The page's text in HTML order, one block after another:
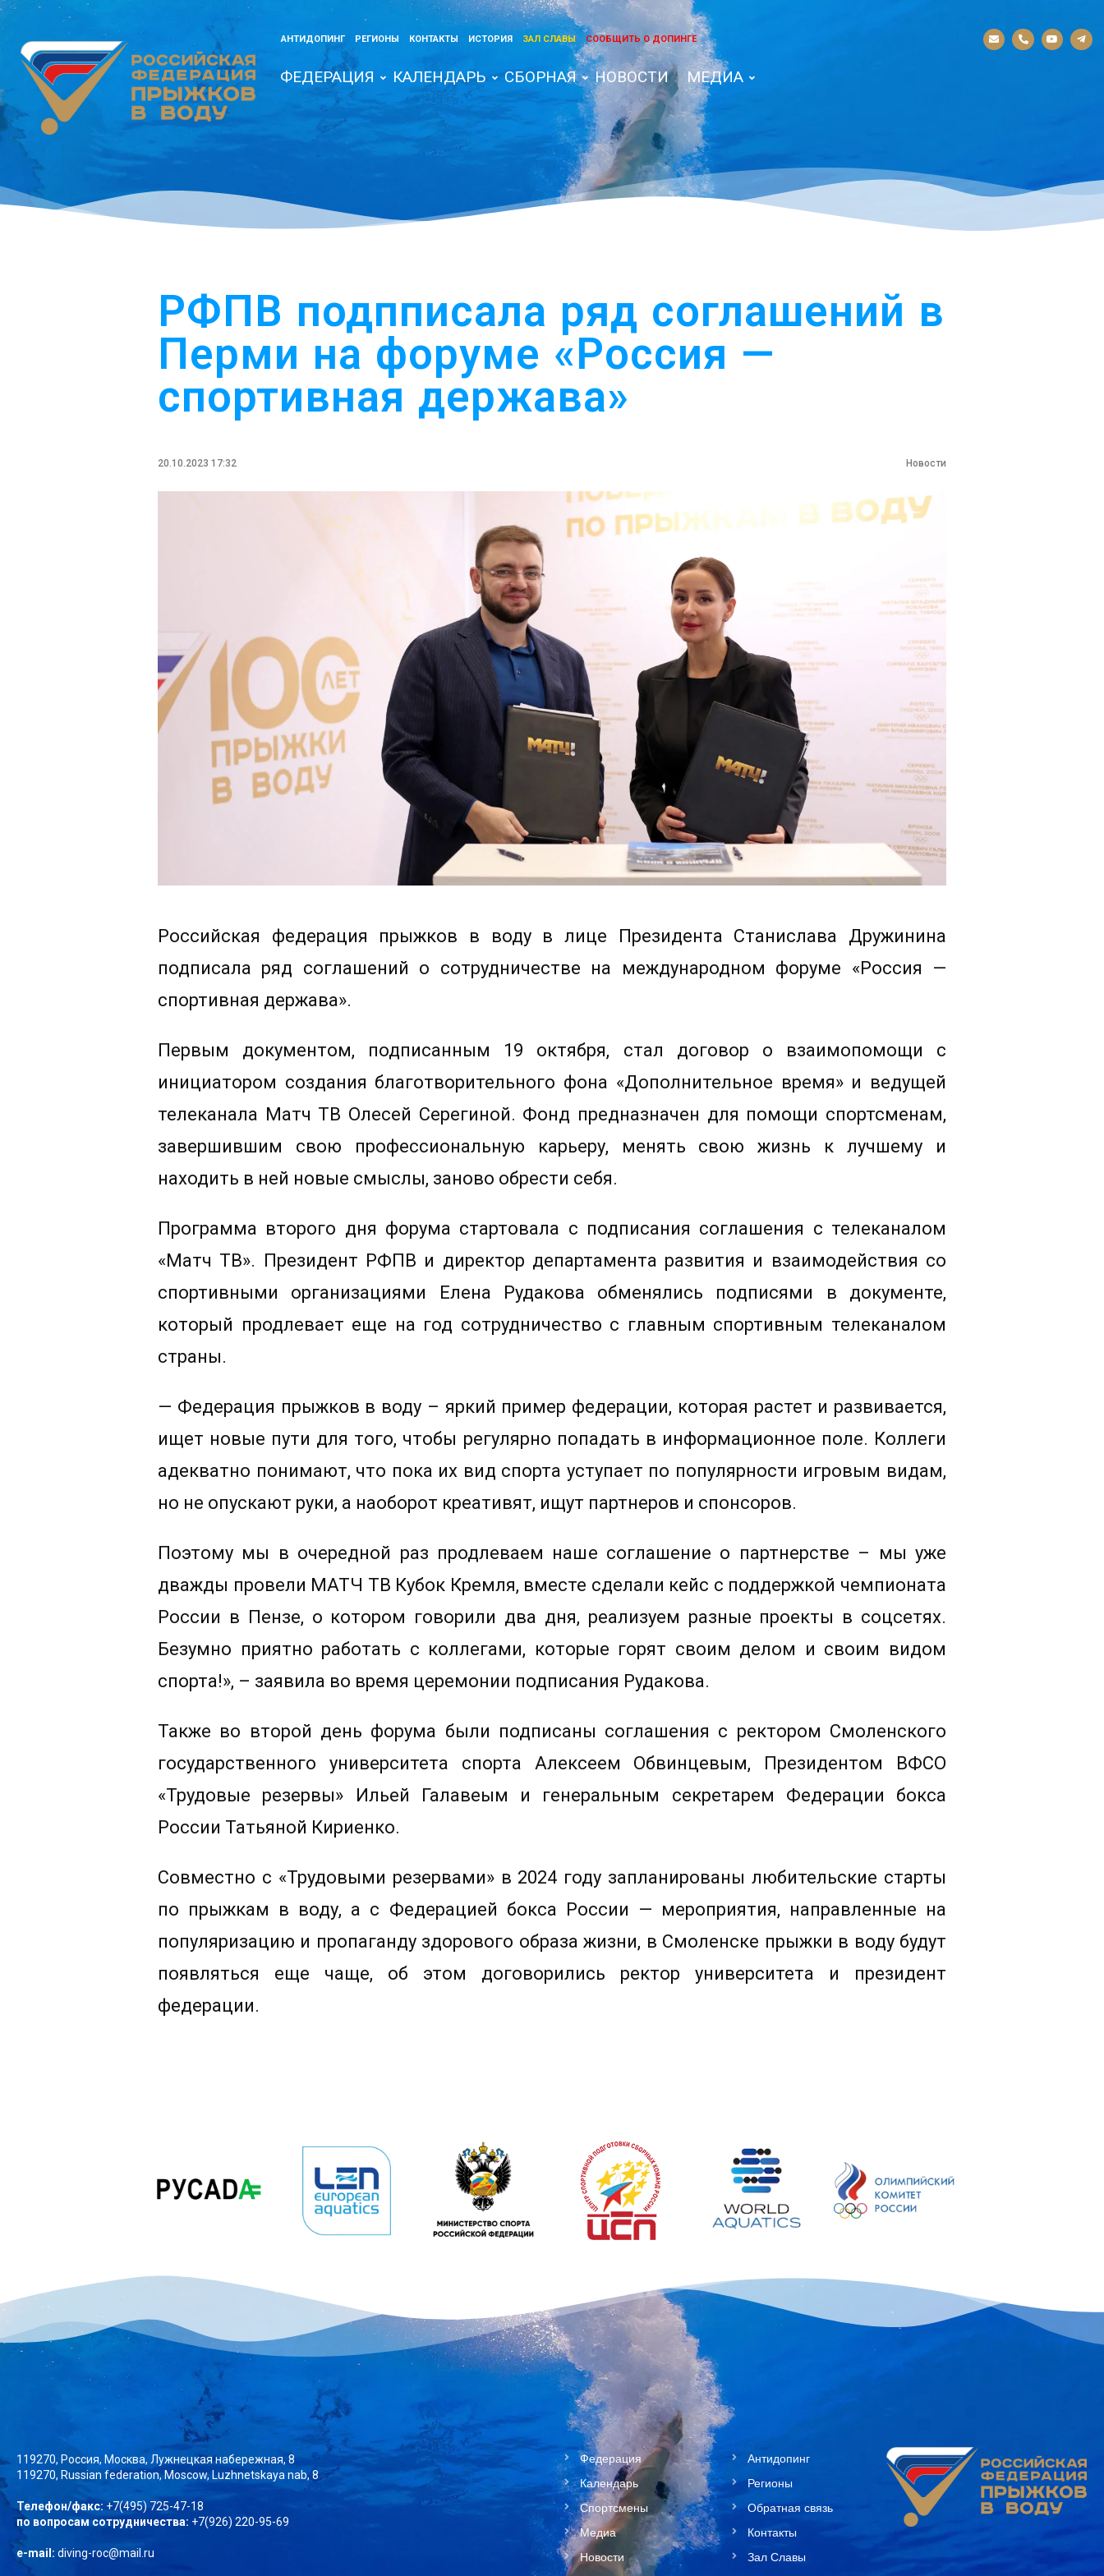
АНТИДОПИНГ РЕГИОНЫ КОНТАКТЫ ИСТОРИЯ ЗАЛ СЛАВЫ СООБЩИТЬ О ДОПИНГЕ
ФЕДЕРАЦИЯ КАЛЕНДАРЬ СБОРНАЯ НОВОСТИ МЕДИА
РФПВ подпписала ряд соглашений в
Перми на форуме «Россия —
спортивная держава»
20.10.2023 17:32 Новости
Российская федерация прыжков в воду в лице Президента Станислава Дружинина
подписала ряд соглашений о сотрудничестве на международном форуме «Россия —
спортивная держава».
Первым документом, подписанным 19 октября, стал договор о взаимопомощи с
инициатором создания благотворительного фона «Дополнительное время» и ведущей
телеканала Матч ТВ Олесей Серегиной. Фонд предназначен для помощи спортсменам,
завершившим свою профессиональную карьеру, менять свою жизнь к лучшему и
находить в ней новые смыслы, заново обрести себя.
Программа второго дня форума стартовала с подписания соглашения с телеканалом
«Матч ТВ». Президент РФПВ и директор департамента развития и взаимодействия со
спортивными организациями Елена Рудакова обменялись подписями в документе,
который продлевает еще на год сотрудничество с главным спортивным телеканалом
страны.
— Федерация прыжков в воду – яркий пример федерации, которая растет и развивается,
ищет новые пути для того, чтобы регулярно попадать в информационное поле. Коллеги
адекватно понимают, что пока их вид спорта уступает по популярности игровым видам,
но не опускают руки, а наоборот креативят, ищут партнеров и спонсоров.
Поэтому мы в очередной раз продлеваем наше соглашение о партнерстве – мы уже
дважды провели МАТЧ ТВ Кубок Кремля, вместе сделали кейс с поддержкой чемпионата
России в Пензе, о котором говорили два дня, реализуем разные проекты в соцсетях.
Безумно приятно работать с коллегами, которые горят своим делом и своим видом
спорта!», – заявила во время церемонии подписания Рудакова.
Также во второй день форума были подписаны соглашения с ректором Смоленского
государственного университета спорта Алексеем Обвинцевым, Президентом ВФСО
«Трудовые резервы» Ильей Галавеым и генеральным секретарем Федерации бокса
России Татьяной Кириенко.
Совместно с «Трудовыми резервами» в 2024 году запланированы любительские старты
по прыжкам в воду, а с Федерацией бокса России — мероприятия, направленные на
популяризацию и пропаганду здорового образа жизни, в Смоленске прыжки в воду будут
появляться еще чаще, об этом договорились ректор университета и президент
федерации.
119270, Россия, Москва, Лужнецкая набережная, 8
119270, Russian federation, Moscow, Luzhnetskaya nab, 8
Телефон/факс: +7(495) 725-47-18
по вопросам сотрудничества: +7(926) 220-95-69
e-mail: diving-roc@mail.ru
Федерация
Календарь
Спортсмены
Медиа
Новости
Антидопинг
Регионы
Обратная связь
Контакты
Зал Славы